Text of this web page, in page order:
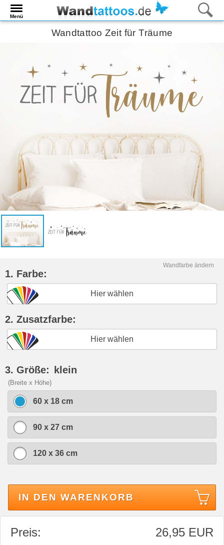
Menü
Wandtattoo Zeit für Träume
Wandfarbe ändern
1. Farbe:
Hier wählen
2. Zusatzfarbe:
Hier wählen
3. Größe: klein
(Breite x Höhe)
60 x 18 cm
90 x 27 cm
120 x 36 cm
IN DEN WARENKORB
Preis: 26,95 EUR